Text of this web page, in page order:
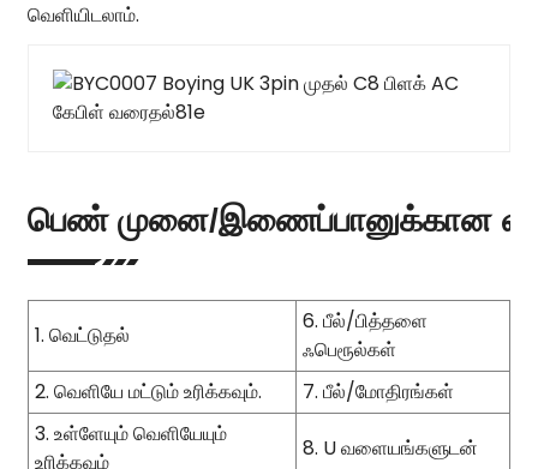
வெளியிடலாம்.
பெண் முனை/இணைப்பானுக்கான
1. வெட்டுதல்
6. பீல்/பித்தளை
ஃபெரூல்கள்
2. வெளியே மட்டும் உரிக்கவும்.
7. பீல்/மோதிரங்கள்
3. உள்ளேயும் வெளியேயும்
உரிக்கவும்
8. U வளையங்களுடன்